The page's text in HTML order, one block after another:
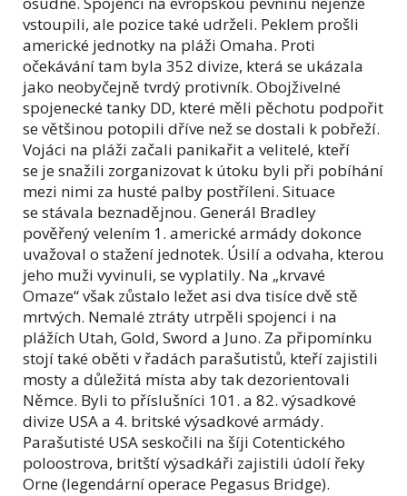
vstoupili, ale pozice také udrželi. Peklem prošli
americké jednotky na pláži Omaha. Proti
očekávání tam byla 352 divize, která se ukázala
jako neobyčejně tvrdý protivník. Obojživelné
spojenecké tanky DD, které měli pěchotu podpořit
se většinou potopili dříve než se dostali k pobřeží.
Vojáci na pláži začali panikařit a velitelé, kteří
se je snažili zorganizovat k útoku byli při pobíhání
mezi nimi za husté palby postříleni. Situace
se stávala beznadějnou. Generál Bradley
pověřený velením 1. americké armády dokonce
uvažoval o stažení jednotek. Úsilí a odvaha, kterou
jeho muži vyvinuli, se vyplatily. Na „krvavé
Omaze“ však zůstalo ležet asi dva tisíce dvě stě
mrtvých. Nemalé ztráty utrpěli spojenci i na
plážích Utah, Gold, Sword a Juno. Za připomínku
stojí také oběti v řadách parašutistů, kteří zajistili
mosty a důležitá místa aby tak dezorientovali
Němce. Byli to příslušníci 101. a 82. výsadkové
divize USA a 4. britské výsadkové armády.
Parašutisté USA seskočili na šíji Cotentického
poloostrova, britští výsadkáři zajistili údolí řeky
Orne (legendární operace Pegasus Bridge).